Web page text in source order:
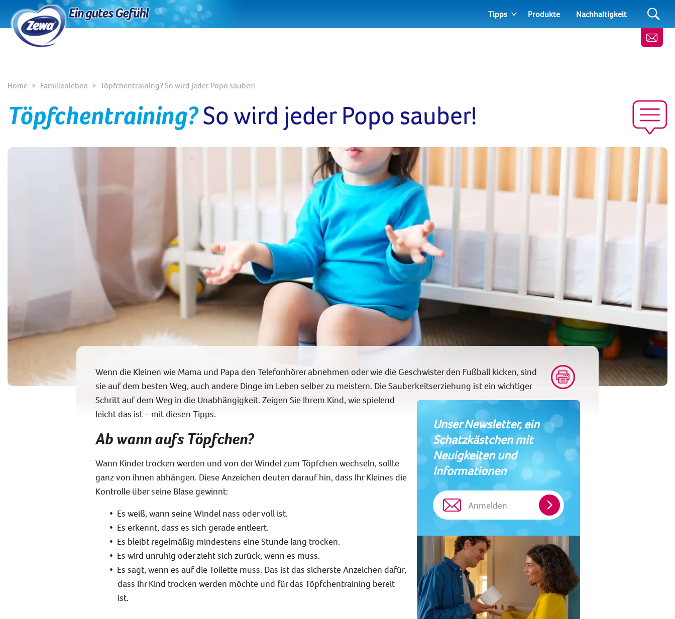
Tipps Produkte Nachhaltigkeit
Home Familienleben Töpfchentraining? So wird jeder Popo sauber!
Töpfchentraining?So wird jeder Popo sauber!
Unser Newsletter, ein
Schatzkästchen mit
Neuigkeiten und
Informationen
Anmelden
Wenn die Kleinen wie Mama und Papa den Telefonhörer abnehmen oder wie die Geschwister den Fußball kicken, sind
sie auf dem besten Weg, auch andere Dinge im Leben selber zu meistern. Die Sauberkeitserziehung ist ein wichtiger
Schritt auf dem Weg in die Unabhängigkeit. Zeigen Sie Ihrem Kind, wie spielend
leicht das ist – mit diesen Tipps.
Ab wann aufs Töpfchen?
Wann Kinder trocken werden und von der Windel zum Töpfchen wechseln, sollte
ganz von ihnen abhängen. Diese Anzeichen deuten darauf hin, dass Ihr Kleines die
Kontrolle über seine Blase gewinnt:
Es weiß, wann seine Windel nass oder voll ist.
Es erkennt, dass es sich gerade entleert.
Es bleibt regelmäßig mindestens eine Stunde lang trocken.
Es wird unruhig oder zieht sich zurück, wenn es muss.
Es sagt, wenn es auf die Toilette muss. Das ist das sicherste Anzeichen dafür,
dass Ihr Kind trocken werden möchte und für das Töpfchentraining bereit
ist.